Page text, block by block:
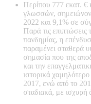
Περίπου 777 εκατ. €
γλωσσών,
2022 και 9,1% σε
Παρά τις επιπτώσεις
πανδημίας, η
παραμένει σταθερά
σημασία που της
και την
ιστορικά
2017, ενώ από το
σταδιακά, με ισχυρή